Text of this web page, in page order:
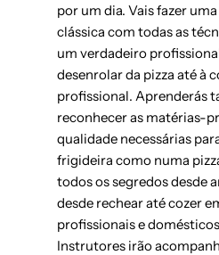
por um dia. Vais fazer
clássica com todas as
um verdadeiro
desenrolar da pizza até à
profissional. Aprenderás
reconhecer as matérias-
qualidade necessárias
frigideira como numa
todos os segredos desde
desde rechear até cozer
profissionais e
Instrutores irão